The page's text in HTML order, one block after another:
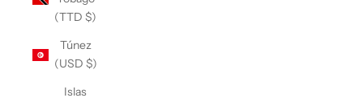
(TTD $)
Túnez
(USD $)
Islas